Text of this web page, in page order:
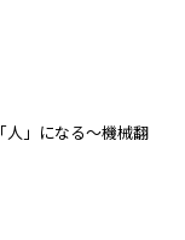
人」になる～機械翻